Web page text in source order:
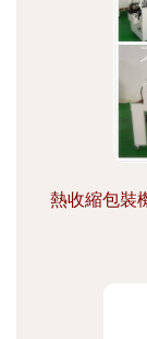
熱收縮包裝